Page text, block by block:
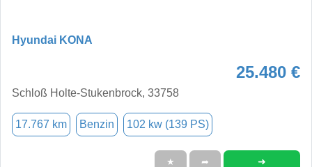
Hyundai KONA
25.480 €
Schloß Holte-Stukenbrock, 33758
17.767 km Benzin 102 kw (139 PS)
★ ➦ ➜